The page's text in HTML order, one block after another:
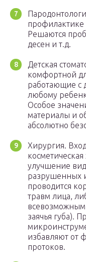
профилактике
Решаются
десен и т.д.
Детская
комфортной
работающие с
любому
Особое
материалы и
абсолютно
Хирургия.
улучшение
разрушенных
проводится
травм лица,
заячья губа).
избавляют от
протоков.